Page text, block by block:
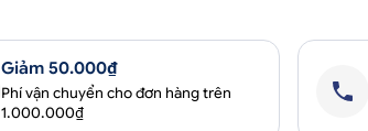
Giảm 50.000₫
Phí vận chuyển cho đơn hàng trên
1.000.000₫